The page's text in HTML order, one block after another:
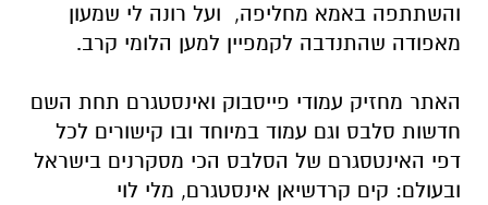
והשתתפה באמא מחליפה, ועל רונה לי שמעון
מאפודה שהתנדבה לקמפיין למען הלומי קרב.
האתר מחזיק עמודי פייסבוק ואינסטגרם תחת השם
חדשות סלבס וגם עמוד במיוחד ובו קישורים לכל
דפי האינטסגרם של הסלבס הכי מסקרנים בישראל
ובעולם: קים קרדשיאן אינסטגרם, מלי לוי